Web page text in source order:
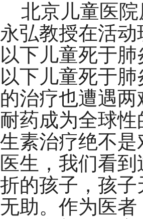
北京儿童医
永弘教授在活
以下儿童死于
以下儿童死于
的治疗也遭遇
耐药成为全球
生素治疗绝不
医生，我们看
折的孩子，孩
无助。作为医